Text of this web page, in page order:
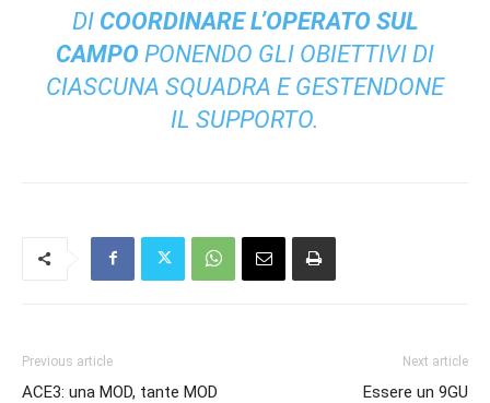
DI COORDINARE L’OPERATO SUL
CAMPO PONENDO GLI OBIETTIVI DI
CIASCUNA SQUADRA E GESTENDONE
IL SUPPORTO.
Previous article
ACE3: una MOD, tante MOD
Next article
Essere un 9GU